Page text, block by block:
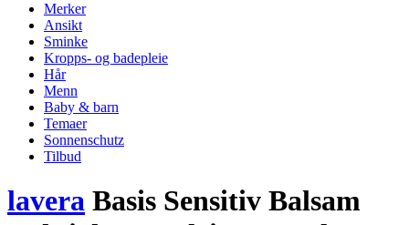
Merker
Ansikt
Sminke
Kropps- og badepleie
Hår
Menn
Baby & barn
Temaer
Sonnenschutz
Tilbud
lavera Basis Sensitiv Balsam